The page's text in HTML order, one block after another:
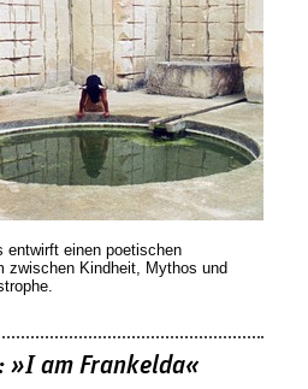
entwirft einen poetischen
zwischen Kindheit, Mythos und
»I am Frankelda«